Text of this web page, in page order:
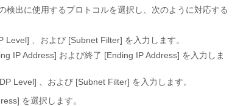
検出に使用するプロトコルを選択し、次のように対応する
Level] 、および [Subnet Filter] を入力します。
IP Address] および終了 [Ending IP Address] を入力しま
Level] 、および [Subnet Filter] を入力します。
を選択します。